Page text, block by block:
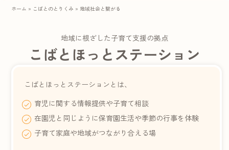
ホーム » こばとのとりくみ » 地域社会と繋がる
地域に根ざした子育て支援の拠点
こばとほっとステーション
こばとほっとステーションとは、
育児に関する情報提供や子育て相談
在園児と同じように保育園生活や季節の行事を体験
子育て家庭や地域がつながり合える場